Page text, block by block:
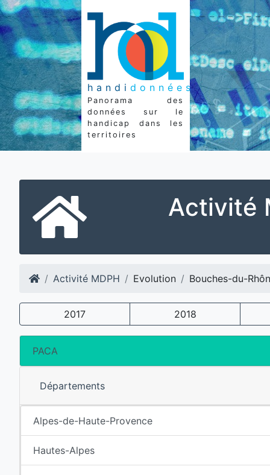
handi données
Panorama des
données sur le
handicap dans les
territoires
Activité
Activité MDPH Evolution Bouches-du-
2017 2018
PACA
Départements
Alpes-de-Haute-Provence
Hautes-Alpes